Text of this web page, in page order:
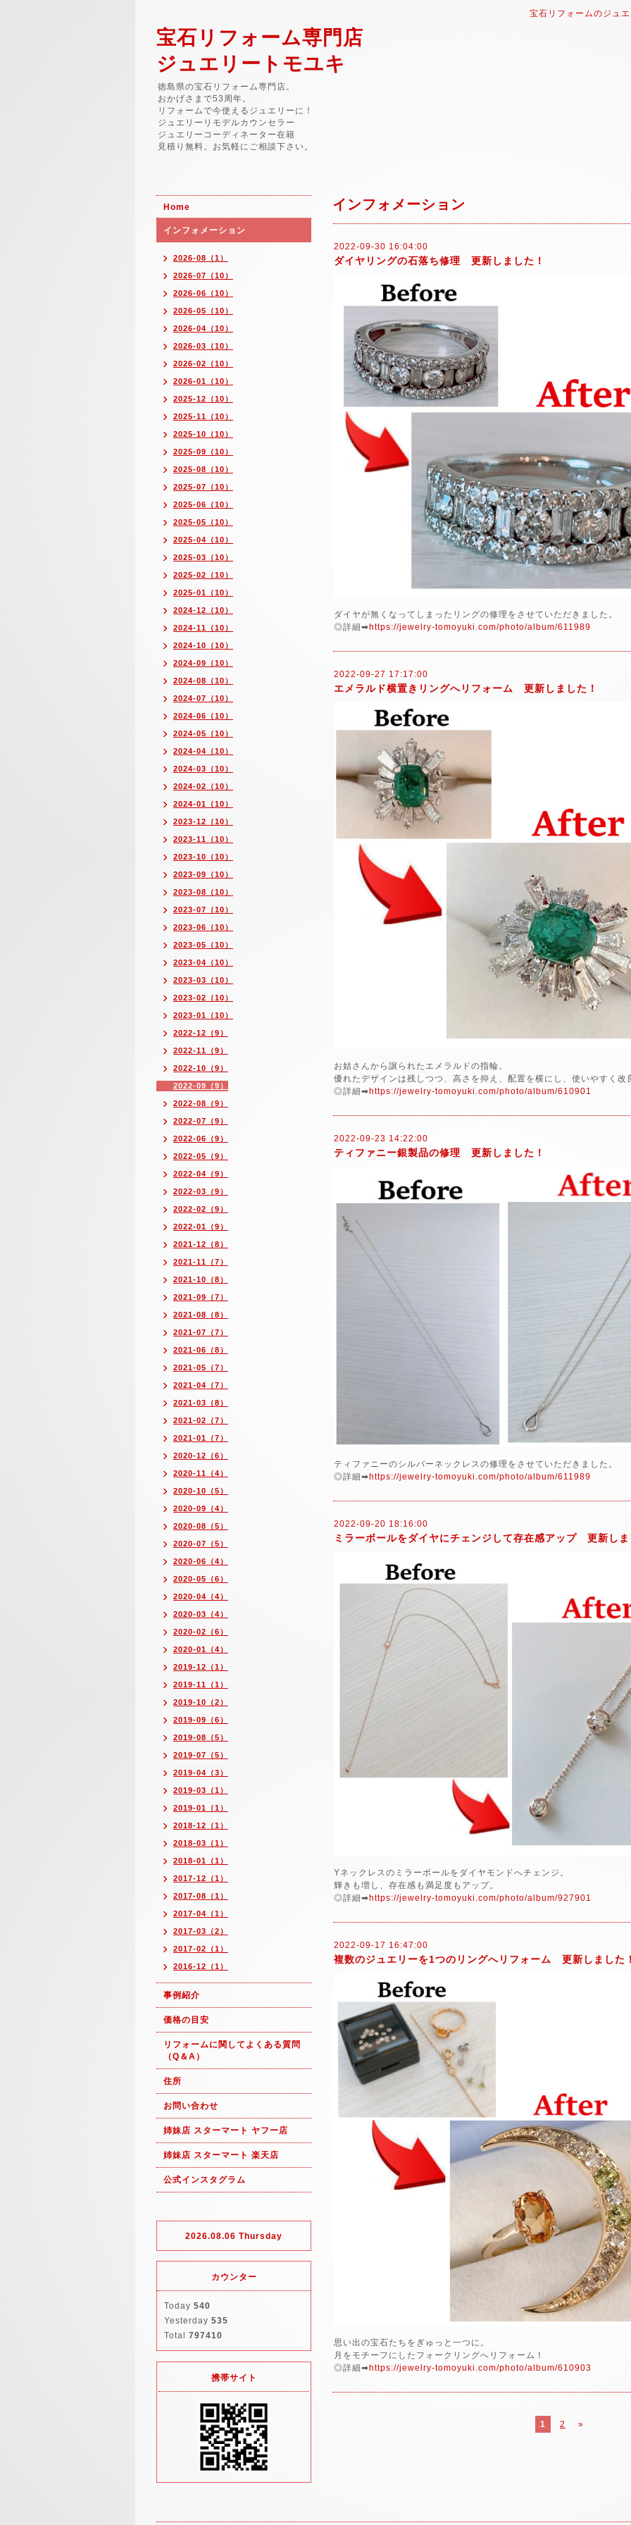
宝石リフォームのジュ
宝石リフォーム専門店
ジュエリートモユキ
徳島県の宝石リフォーム専門店。
おかげさまで53周年。
リフォームで今使えるジュエリーに！
ジュエリーリモデルカウンセラー
ジュエリーコーディネーター在籍
見積り無料。お気軽にご相談下さい。
インフォメーション
2022-09-30 16:04:00
ダイヤリングの石落ち修理 更新しました！
ダイヤが無くなってしまったリングの修理をさせていただきました。
◎詳細➡https://jewelry-tomoyuki.com/photo/album/611989
2022-09-27 17:17:00
エメラルド横置きリングへリフォーム 更新しました！
お姑さんから譲られたエメラルドの指輪。
優れたデザインは残しつつ、高さを抑え、配置を横にし、使いやすく改
◎詳細➡https://jewelry-tomoyuki.com/photo/album/610901
2022-09-23 14:22:00
ティファニー銀製品の修理 更新しました！
ティファニーのシルバーネックレスの修理をさせていただきました。
◎詳細➡https://jewelry-tomoyuki.com/photo/album/611989
2022-09-20 18:16:00
ミラーボールをダイヤにチェンジして存在感アップ 更新し
Yネックレスのミラーボールをダイヤモンドへチェンジ。
輝きも増し、存在感も満足度もアップ。
◎詳細➡https://jewelry-tomoyuki.com/photo/album/927901
2022-09-17 16:47:00
複数のジュエリーを1つのリングへリフォーム 更新しました
思い出の宝石たちをぎゅっと一つに。
月をモチーフにしたフォークリングへリフォーム！
◎詳細➡https://jewelry-tomoyuki.com/photo/album/610903
1 2 »
Home
インフォメーション
2026-08（1）
2026-07（10）
2026-06（10）
2026-05（10）
2026-04（10）
2026-03（10）
2026-02（10）
2026-01（10）
2025-12（10）
2025-11（10）
2025-10（10）
2025-09（10）
2025-08（10）
2025-07（10）
2025-06（10）
2025-05（10）
2025-04（10）
2025-03（10）
2025-02（10）
2025-01（10）
2024-12（10）
2024-11（10）
2024-10（10）
2024-09（10）
2024-08（10）
2024-07（10）
2024-06（10）
2024-05（10）
2024-04（10）
2024-03（10）
2024-02（10）
2024-01（10）
2023-12（10）
2023-11（10）
2023-10（10）
2023-09（10）
2023-08（10）
2023-07（10）
2023-06（10）
2023-05（10）
2023-04（10）
2023-03（10）
2023-02（10）
2023-01（10）
2022-12（9）
2022-11（9）
2022-10（9）
2022-09（9）
2022-08（9）
2022-07（9）
2022-06（9）
2022-05（9）
2022-04（9）
2022-03（9）
2022-02（9）
2022-01（9）
2021-12（8）
2021-11（7）
2021-10（8）
2021-09（7）
2021-08（8）
2021-07（7）
2021-06（8）
2021-05（7）
2021-04（7）
2021-03（8）
2021-02（7）
2021-01（7）
2020-12（6）
2020-11（4）
2020-10（5）
2020-09（4）
2020-08（5）
2020-07（5）
2020-06（4）
2020-05（6）
2020-04（4）
2020-03（4）
2020-02（6）
2020-01（4）
2019-12（1）
2019-11（1）
2019-10（2）
2019-09（6）
2019-08（5）
2019-07（5）
2019-04（3）
2019-03（1）
2019-01（1）
2018-12（1）
2018-03（1）
2018-01（1）
2017-12（1）
2017-08（1）
2017-04（1）
2017-03（2）
2017-02（1）
2016-12（1）
事例紹介
価格の目安
リフォームに関してよくある質問
（Q＆A）
住所
お問い合わせ
姉妹店 スターマート ヤフー店
姉妹店 スターマート 楽天店
公式インスタグラム
2026.08.06 Thursday
カウンター
Today 540
Yesterday 535
Total 797410
携帯サイト